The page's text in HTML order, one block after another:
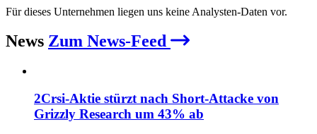
Für dieses Unternehmen liegen uns keine Analysten-Daten vor.
News Zum News-Feed
2Crsi-Aktie stürzt nach Short-Attacke von
Grizzly Research um 43% ab